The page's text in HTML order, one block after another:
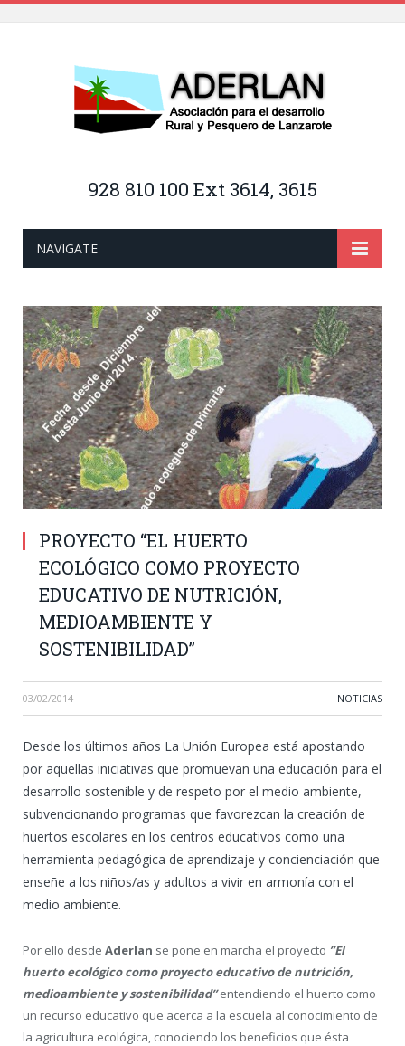
928 810 100 Ext 3614, 3615
NAVIGATE
PROYECTO “EL HUERTO
ECOLÓGICO COMO PROYECTO
EDUCATIVO DE NUTRICIÓN,
MEDIOAMBIENTE Y
SOSTENIBILIDAD”
03/02/2014 NOTICIAS
Desde los últimos años La Unión Europea está apostando
por aquellas iniciativas que promuevan una educación para el
desarrollo sostenible y de respeto por el medio ambiente,
subvencionando programas que favorezcan la creación de
huertos escolares en los centros educativos como una
herramienta pedagógica de aprendizaje y concienciación que
enseñe a los niños/as y adultos a vivir en armonía con el
medio ambiente.
Por ello desde Aderlan se pone en marcha el proyecto ”El
huerto ecológico como proyecto educativo de nutrición,
medioambiente y sostenibilidad”entendiendo el huerto como
un recurso educativo que acerca a la escuela al conocimiento de
la agricultura ecológica, conociendo los beneficios que ésta